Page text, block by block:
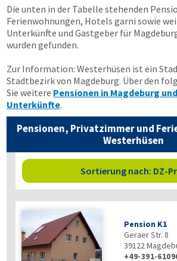
Die unten in der Tabelle stehenden
Ferienwohnungen, Hotels garni sowie
Unterkünfte und Gastgeber für
wurden gefunden.
Zur Information: Westerhüsen ist ein
Stadtbezirk von Magdeburg. Über den
Sie weitere Pensionen in Magdeburg
Unterkünfte.
Pensionen, Privatzimmer und
Westerhüsen
Sortierung nach: DZ-
Pension K1
Geraer Str. 8
39122
+49-391-